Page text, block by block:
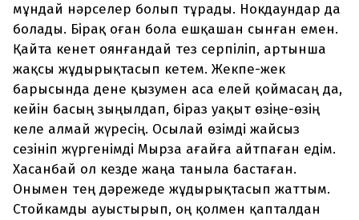
мұндай нәрселер болып тұрады. Нокдаундар да
болады. Бірақ оған бола ешқашан сынған емен.
Қайта кенет оянғандай тез серпіліп, артынша
жақсы жұдырықтасып кетем. Жекпе-жек
барысында дене қызумен аса елей қоймасаң да,
кейін басың зыңылдап, біраз уақыт өзіңе-өзің
келе алмай жүресің. Осылай өзімді жайсыз
сезініп жүргенімді Мырза ағайға айтпаған едім.
Хасанбай ол кезде жаңа таныла бастаған.
Онымен тең дәрежеде жұдырықтасып жаттым.
Стойкамды ауыстырып, оң қолмен қапталдан